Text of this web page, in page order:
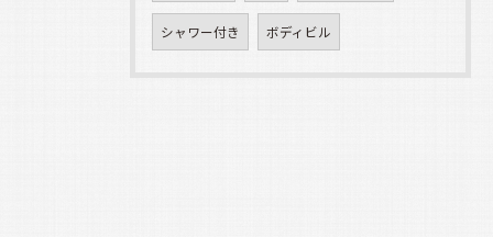
シャワー付き ボディビル